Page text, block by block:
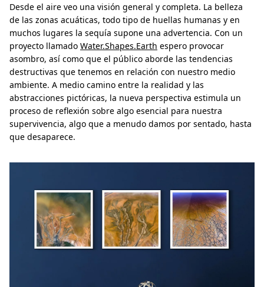
Desde el aire veo una visión general y completa. La belleza
de las zonas acuáticas, todo tipo de huellas humanas y en
muchos lugares la sequía supone una advertencia. Con un
proyecto llamado Water.Shapes.Earth espero provocar
asombro, así como que el público aborde las tendencias
destructivas que tenemos en relación con nuestro medio
ambiente. A medio camino entre la realidad y las
abstracciones pictóricas, la nueva perspectiva estimula un
proceso de reflexión sobre algo esencial para nuestra
supervivencia, algo que a menudo damos por sentado, hasta
que desaparece.